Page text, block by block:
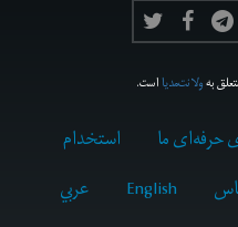
بهولانت‌مدیااست.
حرفه‌ای ما
استخدام
English
عربي